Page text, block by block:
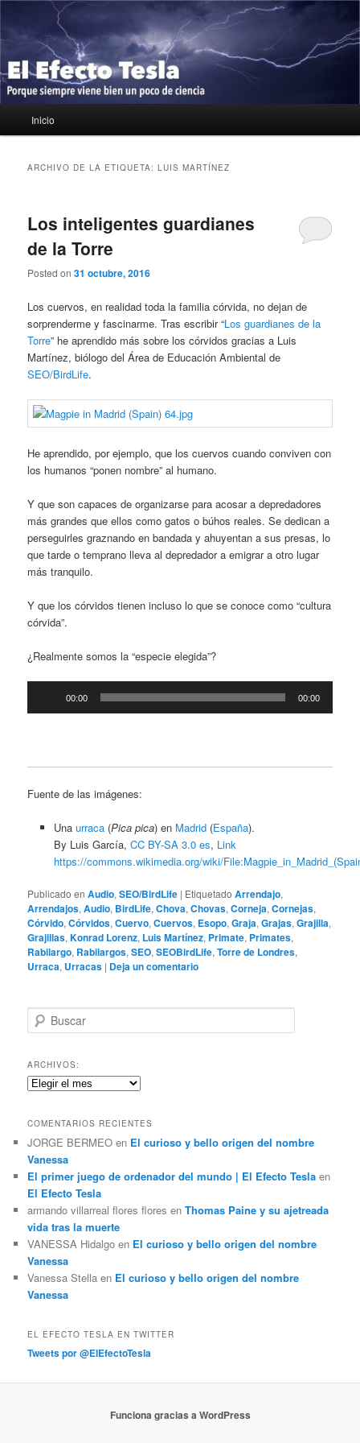
contenido
principal
contenido
secundario
El Efecto Tesla
Porque siempre viene bien un poco de ciencia
principal
Inicio
ARCHIVO DE LA ETIQUETA:LUIS MARTÍNEZ
Los inteligentes guardianes
de la Torre
Posted on31 octubre, 2016
Los cuervos, en realidad toda la familia córvida, no dejan de
sorprenderme y fascinarme. Tras escribir “Los guardianes de la
Torre” he aprendido más sobre los córvidos gracias a Luis
Martínez, biólogo del Área de Educación Ambiental de
SEO/BirdLife.
He aprendido, por ejemplo, que los cuervos cuando conviven con
los humanos “ponen nombre” al humano.
Y que son capaces de organizarse para acosar a depredadores
más grandes que ellos como gatos o búhos reales. Se dedican a
perseguirles graznando en bandada y ahuyentan a sus presas, lo
que tarde o temprano lleva al depredador a emigrar a otro lugar
más tranquilo.
Y que los córvidos tienen incluso lo que se conoce como “cultura
córvida”.
¿Realmente somos la “especie elegida”?
00:00 00:00
Fuente de las imágenes:
Una urraca(Pica pica) en Madrid(España).
By Luis García, CC BY-SA 3.0 es, Link
https://commons.wikimedia.org/wiki/
Publicado en Audio,SEO/BirdLife | Etiquetado Arrendajo,
Arrendajos,Audio, BirdLife,Chova,Chovas,Corneja,Cornejas,
Córvido,Córvidos,Cuervo,Cuervos, Esopo,Graja,Grajas,Grajilla,
Grajillas,Konrad Lorenz, Luis Martínez, Primate, Primates,
Rabilargo, Rabilargos,SEO,SEOBirdLife,Torre de Londres,
Urraca, Urracas | Deja un comentario
u
c
a
r
ARCHIVOS:
Archivos:
COMENTARIOS RECIENTES
JORGE BERMEO en El curioso y bello origen del nombre
Vanessa
El primer juego de ordenador del mundo | El Efecto Tesla en
El Efecto Tesla
armando villarreal flores flores enThomas Paine y su ajetreada
vida tras la muerte
VANESSA Hidalgo en El curioso y bello origen del nombre
Vanessa
Vanessa Stella en El curioso y bello origen del nombre
Vanessa
EL EFECTO TESLA EN TWITTER
Tweets por @ElEfectoTesla
Funciona gracias a WordPress